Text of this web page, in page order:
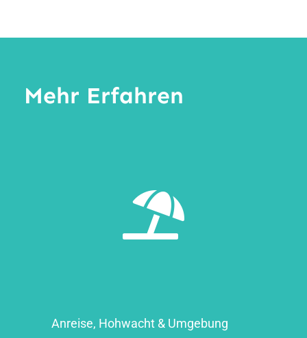
Mehr Erfahren
Anreise, Hohwacht & Umgebung